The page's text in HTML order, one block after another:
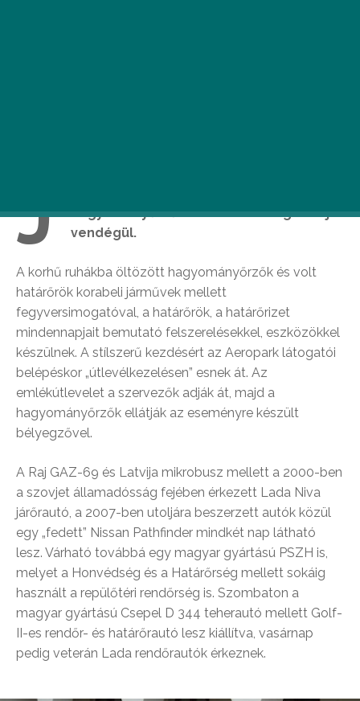
J
Hagyományőrzők Baráti Társaságát látja
vendégül.
A korhű ruhákba öltözött hagyományőrzők és volt
határőrök korabeli járművek mellett
fegyversimogatóval, a határőrök, a határőrizet
mindennapjait bemutató felszerelésekkel, eszközökkel
készülnek. A stílszerű kezdésért az Aeropark látogatói
belépéskor „útlevélkezelésen” esnek át. Az
emlékútlevelet a szervezők adják át, majd a
hagyományőrzők ellátják az eseményre készült
bélyegzővel.
A Raj GAZ-69 és Latvija mikrobusz mellett a 2000-ben
a szovjet államadósság fejében érkezett Lada Niva
járőrautó, a 2007-ben utoljára beszerzett autók közül
egy „fedett” Nissan Pathfinder mindkét nap látható
lesz. Várható továbbá egy magyar gyártású PSZH is,
melyet a Honvédség és a Határőrség mellett sokáig
használt a repülőtéri rendőrség is. Szombaton a
magyar gyártású Csepel D 344 teherautó mellett Golf-
II-es rendőr- és határőrautó lesz kiállítva, vasárnap
pedig veterán Lada rendőrautók érkeznek.